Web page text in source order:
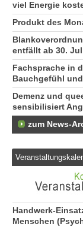
viel Energie
Produkt des
entfällt ab 30.
Fachsprache in
Bauchgefühl
Demenz und
sensibilisiert
zum News-
Handwerk-
Menschen